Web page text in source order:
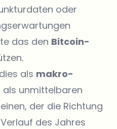
oder
das den Bitcoin-
als makro-
als unmittelbaren
der die Richtung
des Jahres